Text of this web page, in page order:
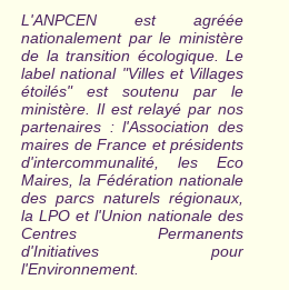
L'ANPCEN est agréée
nationalement par le ministère
de la transition écologique. Le
label national "Villes et Villages
étoilés" est soutenu par le
ministère. Il est relayé par nos
partenaires : l'Association des
maires de France et présidents
d'intercommunalité, les Eco
Maires, la Fédération nationale
des parcs naturels régionaux,
la LPO et l'Union nationale des
Centres Permanents
d'Initiatives pour
l'Environnement.